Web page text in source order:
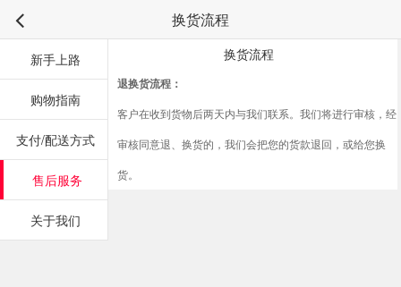
换货流程
新手上路
购物指南
支付/配送方式
售后服务
关于我们
换货流程
退换货流程：
客户在收到货物后两天内与我们联系。我们将进行审核，经
审核同意退、换货的，我们会把您的货款退回，或给您换
货。